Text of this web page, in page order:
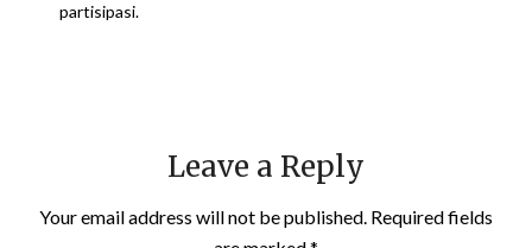
partisipasi.
Leave a Reply
Your email address will not be published. Required fields